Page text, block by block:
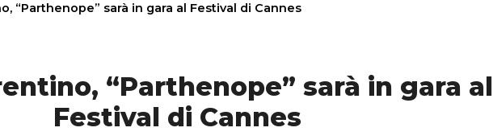
“Parthenope” sarà in gara al Festival di Cannes
“Parthenope” sarà in gara al
Festival di Cannes